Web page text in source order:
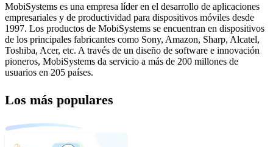
MobiSystems es una empresa líder en el desarrollo de aplicaciones
empresariales y de productividad para dispositivos móviles desde
1997. Los productos de MobiSystems se encuentran en dispositivos
de los principales fabricantes como Sony, Amazon, Sharp, Alcatel,
Toshiba, Acer, etc. A través de un diseño de software e innovación
pioneros, MobiSystems da servicio a más de 200 millones de
usuarios en 205 países.
Los más populares